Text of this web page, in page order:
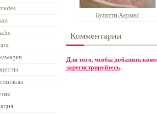
Бугатти Хермес
Комментарии
Для того, чтобы добавить
зарегистрируйтесь.